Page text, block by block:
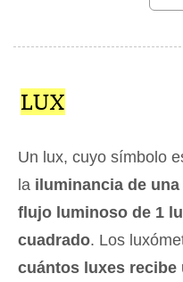
LUX
Un lux, cuyo símbolo
la iluminancia de
flujo luminoso de 1
cuadrado. Los
cuántos luxes recibe